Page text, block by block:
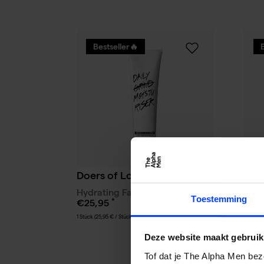
Toestemming
Deze website maakt
Tof dat je The Alpha Men
Bestseller🔥
Doers of London
Hydrating Face Cream
€25,95
1 Stück (25,95 € / Stück) 300 ml
Bestseller🔥